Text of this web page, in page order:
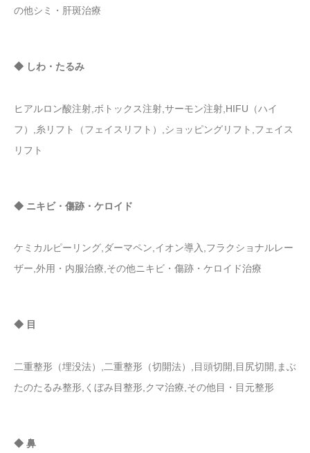
の他シミ・肝斑治療
◆ しわ・たるみ
ヒアルロン酸注射,ボトックス注射,サーモン注射,HIFU（ハイ
フ）,糸リフト（フェイスリフト）,ショッピングリフト,フェイス
リフト
◆ ニキビ・傷跡・ケロイド
ケミカルピーリング,ダーマペン,イオン導入,フラクショナルレー
ザー,外用・内服治療,その他ニキビ・傷跡・ケロイド治療
◆ 目
二重整形（埋没法）,二重整形（切開法）,目頭切開,目尻切開,まぶ
たのたるみ整形,くぼみ目整形,クマ治療,その他目・目元整形
◆ 鼻